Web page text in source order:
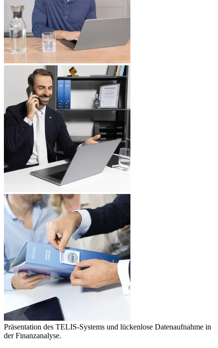
Präsentation des TELIS-Systems und lückenlose Datenaufnahme in
der Finanzanalyse.